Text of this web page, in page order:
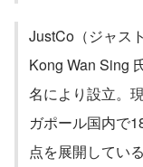
JustCo（ジャス
Kong Wan Sing
名により設立。
ガポール国内で
点を展開してい